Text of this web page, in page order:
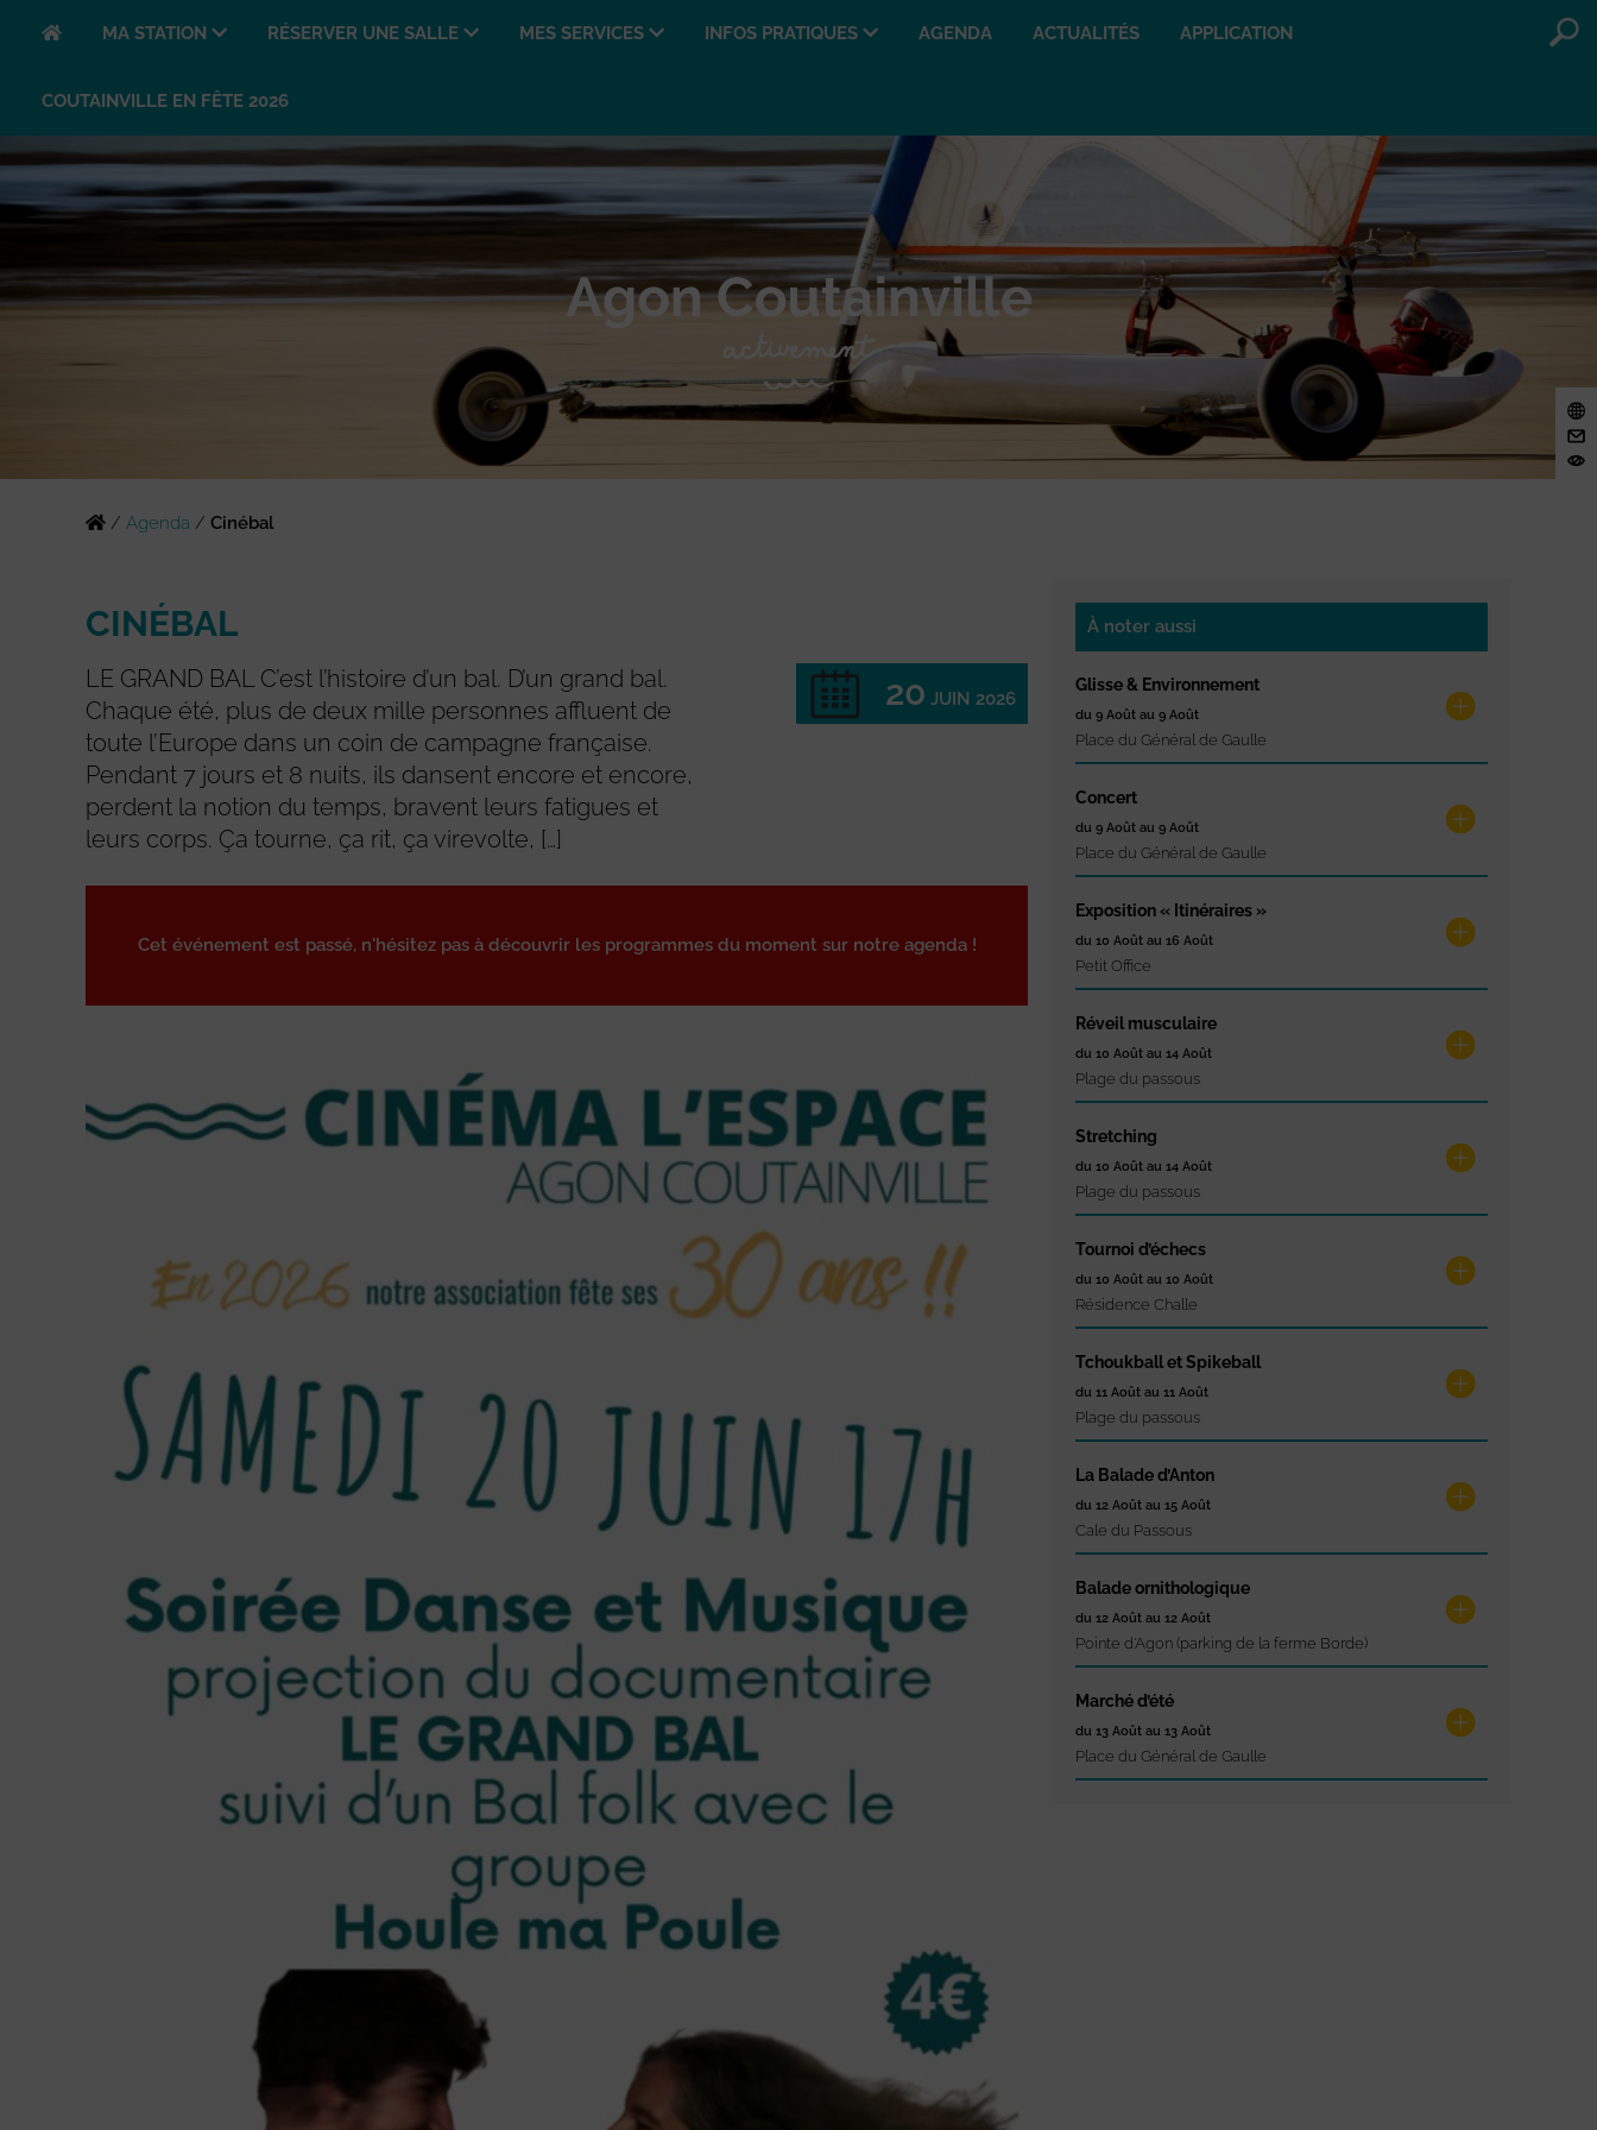
MA STATION RÉSERVER UNE SALLE MES SERVICES INFOS PRATIQUES AGENDA ACTUALITÉS APPLICATION
COUTAINVILLE EN FÊTE 2026
/ Agenda / Cinébal
CINÉBAL
LE GRAND BAL C’est l’histoire d’un bal. D’un grand bal.
Chaque été, plus de deux mille personnes affluent de
toute l’Europe dans un coin de campagne française.
Pendant 7 jours et 8 nuits, ils dansent encore et encore,
perdent la notion du temps, bravent leurs fatigues et
leurs corps. Ça tourne, ça rit, ça virevolte, […]
20 JUIN 2026
Cet événement est passé, n'hésitez pas à découvrir les programmes du moment sur notre agenda !
À noter aussi
Glisse & Environnement
du 9 Août au 9 Août
Place du Général de Gaulle
Concert
du 9 Août au 9 Août
Place du Général de Gaulle
Exposition « Itinéraires »
du 10 Août au 16 Août
Petit Office
Réveil musculaire
du 10 Août au 14 Août
Plage du passous
Stretching
du 10 Août au 14 Août
Plage du passous
Tournoi d’échecs
du 10 Août au 10 Août
Résidence Challe
Tchoukball et Spikeball
du 11 Août au 11 Août
Plage du passous
La Balade d’Anton
du 12 Août au 15 Août
Cale du Passous
Balade ornithologique
du 12 Août au 12 Août
Pointe d'Agon (parking de la ferme Borde)
Marché d’été
du 13 Août au 13 Août
Place du Général de Gaulle